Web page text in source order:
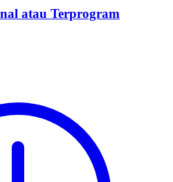
atau Terprogram